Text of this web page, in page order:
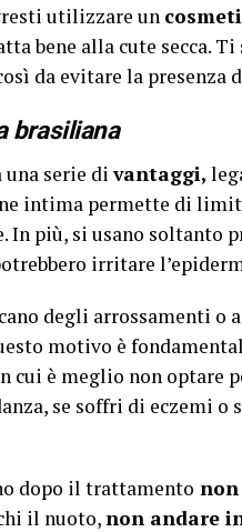
utilizzare un
bene alla cute secca.
da evitare la
brasiliana
una serie divantaggi,
intima permette di
In più, si usano soltanto
irritare
degli arrossamenti
motivo è
cui è meglio non optare
se soffri di eczemi
dopo il trattamento
il nuoto,non andare